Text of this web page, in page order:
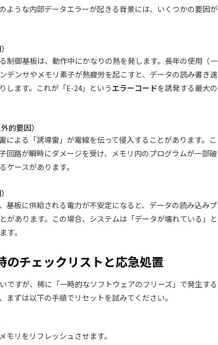
ような内部データエラーが起きる背景には、いくつかの要因が
制御基板は、動作中にかなりの熱を発します。長年の使用（一
デンサやメモリ素子が熱疲労を起こすと、データの読み書き速
します。これが「E-24」というエラーコードを誘発する最大の
的要因）
による「誘導雷」が電線を伝って侵入することがあります。こ
回路が瞬時にダメージを受け、メモリ内のプログラムが一部破
ケースがあります。
基板に供給される電力が不安定になると、データの読み込みプ
があります。この場合、システムは「データが壊れている」と
す。
のチェックリストと応急処置
ですが、稀に「一時的なソフトウェアのフリーズ」で発生する
まずは以下の手順でリセットを試みてください。
リをリフレッシュさせます。